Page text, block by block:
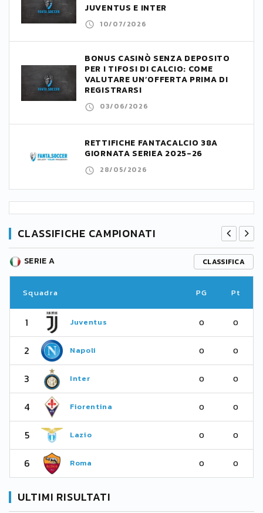
JUVENTUS E INTER
10/07/2026
BONUS CASINÒ SENZA DEPOSITO
PER I TIFOSI DI CALCIO: COME
VALUTARE UN’OFFERTA PRIMA DI
REGISTRARSI
03/06/2026
RETTIFICHE FANTACALCIO 38A
GIORNATA SERIEA 2025-26
28/05/2026
CLASSIFICHE CAMPIONATI
SERIE A CLASSIFICA
Squadra PG Pt
1 Juventus 0 0
2 Napoli 0 0
3 Inter 0 0
4 Fiorentina 0 0
5 Lazio 0 0
6 Roma 0 0
ULTIMI RISULTATI